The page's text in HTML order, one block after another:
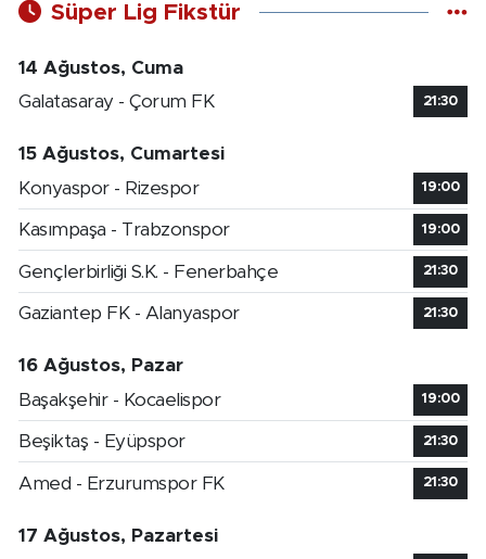
Süper Lig Fikstür
14 Ağustos, Cuma
Galatasaray - Çorum FK
21:30
15 Ağustos, Cumartesi
Konyaspor - Rizespor
19:00
Kasımpaşa - Trabzonspor 19:00
Gençlerbirliği S.K. - Fenerbahçe 21:30
Gaziantep FK - Alanyaspor 21:30
16 Ağustos, Pazar
Başakşehir - Kocaelispor
19:00
Beşiktaş - Eyüpspor 21:30
Amed - Erzurumspor FK 21:30
17 Ağustos, Pazartesi